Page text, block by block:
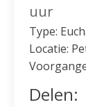
uur
Type:
Locatie:
Delen: